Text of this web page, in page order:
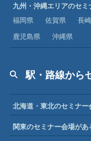
九州・沖縄エリアのセミ
福岡県
佐賀県 長
鹿児島県
沖縄県
駅・路線から
北海道・東北のセミナー
関東のセミナー会場があ